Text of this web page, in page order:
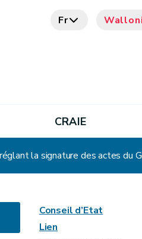
Fr
CRAIE
la signature des actes du
Conseil d’Etat
Lien